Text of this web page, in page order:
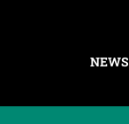
NEWS